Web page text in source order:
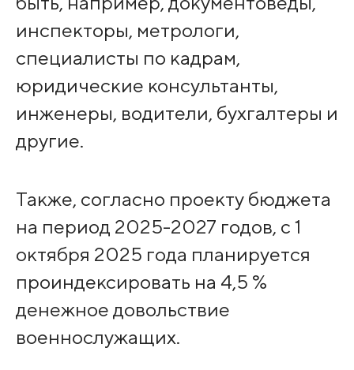
инспекторы, метрологи,
специалисты по кадрам,
юридические консультанты,
инженеры, водители, бухгалтеры и
другие.
Также, согласно проекту бюджета
на период 2025-2027 годов, с 1
октября 2025 года планируется
проиндексировать на 4,5 %
денежное довольствие
военнослужащих.